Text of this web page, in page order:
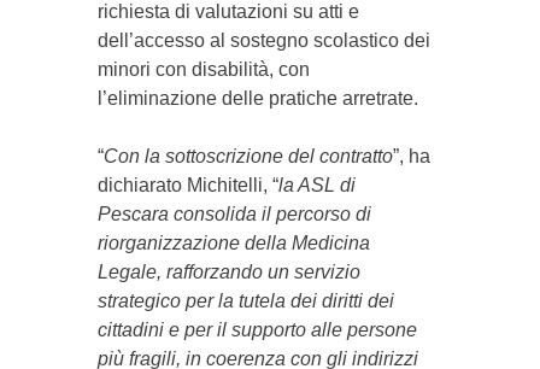
richiesta di valutazioni su atti e
dell’accesso al sostegno scolastico dei
minori con disabilità, con
l’eliminazione delle pratiche arretrate.
“Con la sottoscrizione del contratto”, ha
dichiarato Michitelli, “la ASL di
Pescara consolida il percorso di
riorganizzazione della Medicina
Legale, rafforzando un servizio
strategico per la tutela dei diritti dei
cittadini e per il supporto alle persone
più fragili, in coerenza con gli indirizzi